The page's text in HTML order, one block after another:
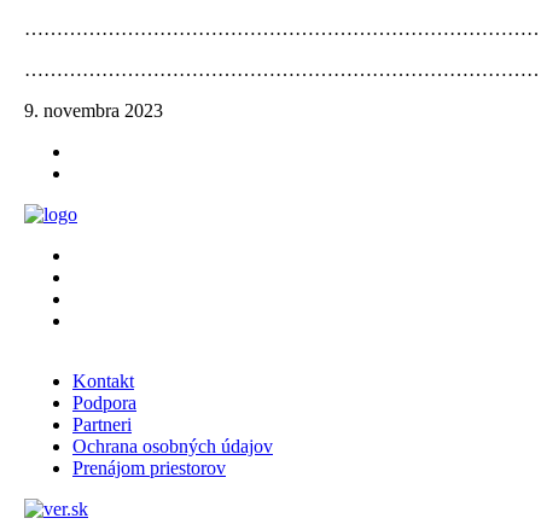
9. novembra 2023
Kontakt
Podpora
Partneri
Ochrana osobných údajov
Prenájom priestorov